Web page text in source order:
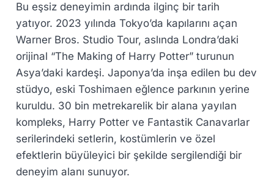
Bu eşsiz deneyimin ardında ilginç bir tarih
yatıyor. 2023 yılında Tokyo’da kapılarını açan
Warner Bros. Studio Tour, aslında Londra’daki
orijinal “The Making of Harry Potter” turunun
Asya’daki kardeşi. Japonya’da inşa edilen bu dev
stüdyo, eski Toshimaen eğlence parkının yerine
kuruldu. 30 bin metrekarelik bir alana yayılan
kompleks, Harry Potter ve Fantastik Canavarlar
serilerindeki setlerin, kostümlerin ve özel
efektlerin büyüleyici bir şekilde sergilendiği bir
deneyim alanı sunuyor.